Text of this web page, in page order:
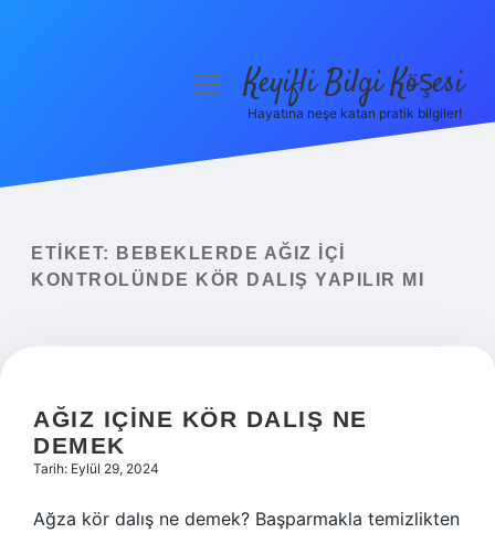
Yasal Uyarı
menüyüKeyifli Bilgi Köşesi
Hayatına neşe katan pratik bilgiler!
ETIKET:
BEBEKLERDE AĞIZ IÇI
KONTROLÜNDE KÖR DALIŞ YAPILIR MI
AĞIZ IÇINE KÖR DALIŞ NE
DEMEK
Tarih: Eylül 29, 2024
Ağza kör dalış ne demek? Başparmakla temizlikten